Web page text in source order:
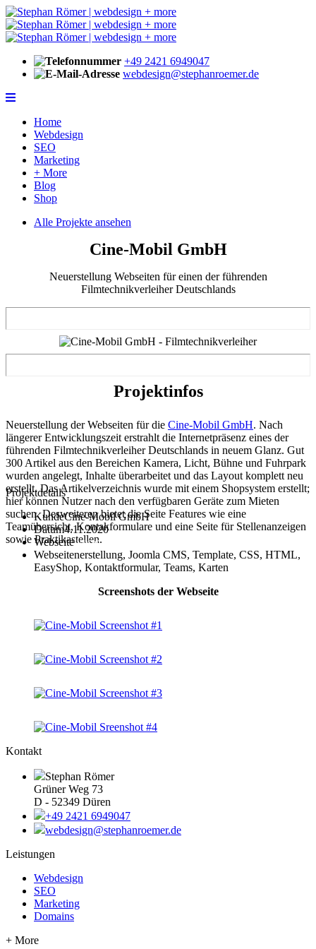
+49 2421 6949047
webdesign@stephanroemer.de
Home
Webdesign
SEO
Marketing
+ More
Blog
Shop
Alle Projekte ansehen
Cine-Mobil GmbH
Neuerstellung Webseiten für einen der führenden
Filmtechnikverleiher Deutschlands
Projektinfos
Neuerstellung der Webseiten für die Cine-Mobil GmbH. Nach
längerer Entwicklungszeit erstrahlt die Internetpräsenz eines der
führenden Filmtechnikverleiher Deutschlands in neuem Glanz. Gut
300 Artikel aus den Bereichen Kamera, Licht, Bühne und Fuhrpark
wurden angelegt, Inhalte überarbeitet und das Layout komplett neu
erstellt. Das Artikelverzeichnis wurde mit einem Shopsystem erstellt;
hier können Nutzer nach den verfügbaren Geräte zum Mieten
suchen. Desweiteren bietet die Seite Features wie eine
Teamübersicht, Kontakformulare und eine Seite für Stellenanzeigen
sowie Praktikastellen.
Projektdetails
KundeCine-Mobil GmbH
Datum4.11.2020
Webseitewww.cine-mobil.de
Webseitenerstellung, Joomla CMS, Template, CSS, HTML,
EasyShop, Kontaktformular, Teams, Karten
Screenshots der Webseite
Kontakt
Stephan Römer
Grüner Weg 73
D - 52349 Düren
+49 2421 6949047
webdesign@stephanroemer.de
Leistungen
Webdesign
SEO
Marketing
Domains
+ More